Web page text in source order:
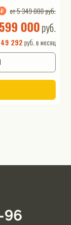
от 5 349 000 руб.
000руб.
49 292 руб. в месяц
96